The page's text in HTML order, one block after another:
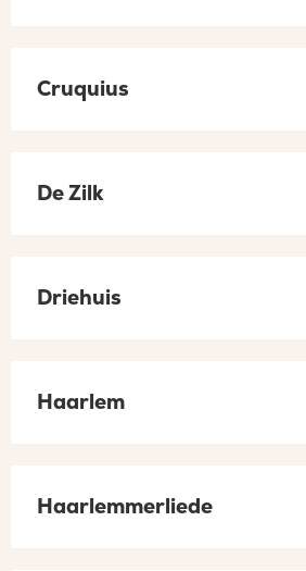
Cruquius
De Zilk
Driehuis
Haarlem
Haarlemmerliede